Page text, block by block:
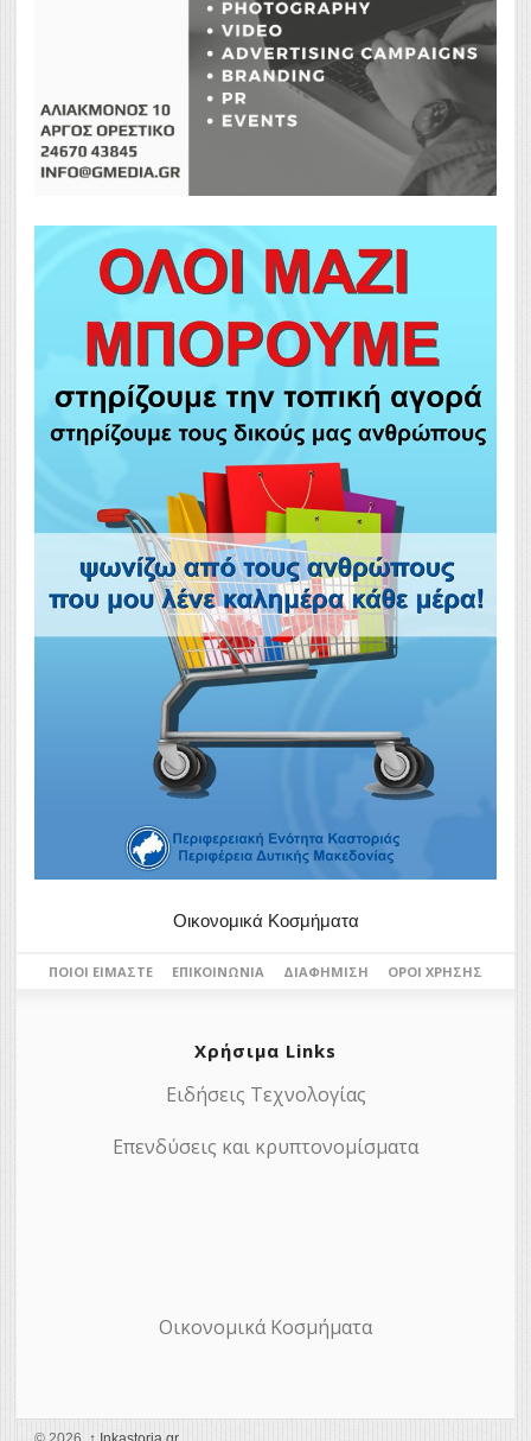
Οικονομικά Κοσμήματα
ΠΟΙΟΙ ΕΊΜΑΣΤΕ ΕΠΙΚΟΙΝΩΝΊΑ ΔΙΑΦΉΜΙΣΗ ΌΡΟΙ ΧΡΉΣΗΣ
Χρήσιμα Links
Ειδήσεις Τεχνολογίας
Επενδύσεις και κρυπτονομίσματα
Οικονομικά Κοσμήματα